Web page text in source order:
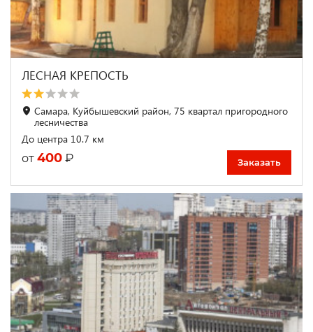
ЛЕСНАЯ КРЕПОСТЬ
Самара, Куйбышевский район, 75 квартал пригородного
лесничества
До центра 10.7 км
от 400 ₽ Заказать